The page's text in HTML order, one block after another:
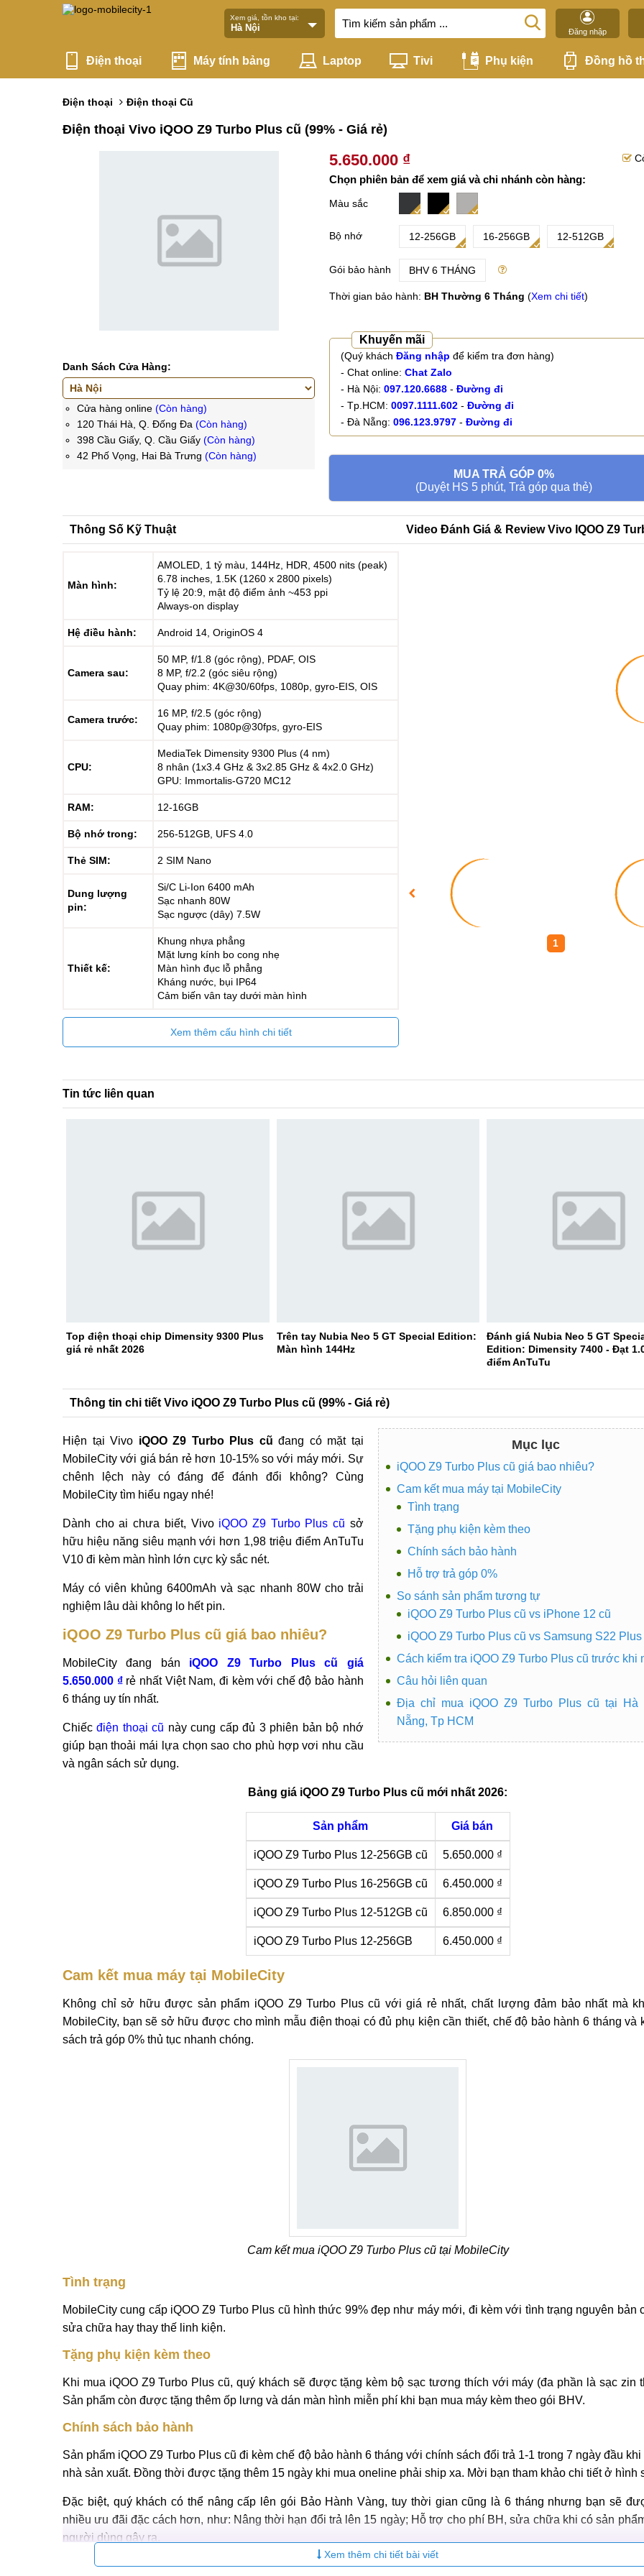
Xem giá, tồn kho tại:
Đăng nhập
Điện thoại Máy tính bảng Laptop Tivi Phụ kiện Đồng hồ
Điện thoại Điện thoại Cũ
Điện thoại Vivo iQOO Z9 Turbo Plus cũ (99% - Giá rẻ)
Danh Sách Cửa Hàng:
Cửa hàng online (Còn hàng)
120 Thái Hà, Q. Đống Đa (Còn hàng)
398 Cầu Giấy, Q. Cầu Giấy (Còn hàng)
42 Phố Vọng, Hai Bà Trưng (Còn hàng)
5.650.000 ₫
Chọn phiên bản để xem giá và chi nhánh còn hàng:
Màu sắc
Bộ nhớ 12-256GB 16-256GB 12-512GB
Gói bảo hành BHV 6 THÁNG
Thời gian bảo hành: BH Thường 6 Tháng (Xem chi tiết)
Khuyến mãi
(Quý khách Đăng nhập để kiểm tra đơn hàng)
- Chat online: Chat Zalo
- Hà Nội: 097.120.6688 - Đường đi
- Tp.HCM: 0097.1111.602 - Đường đi
- Đà Nẵng: 096.123.9797 - Đường đi
MUA TRẢ GÓP 0%
(Duyệt HS 5 phút, Trả góp qua thẻ)
Thông Số Kỹ Thuật
Màn hình:
AMOLED, 1 tỷ màu, 144Hz, HDR, 4500 nits (peak)
6.78 inches, 1.5K (1260 x 2800 pixels)
Tỷ lệ 20:9, mật độ điểm ảnh ~453 ppi
Always-on display
Hệ điều hành: Android 14, OriginOS 4
Camera sau:
50 MP, f/1.8 (góc rộng), PDAF, OIS
8 MP, f/2.2 (góc siêu rộng)
Quay phim: 4K@30/60fps, 1080p, gyro-EIS, OIS
Camera trước:
16 MP, f/2.5 (góc rộng)
Quay phim: 1080p@30fps, gyro-EIS
CPU:
MediaTek Dimensity 9300 Plus (4 nm)
8 nhân (1x3.4 GHz & 3x2.85 GHz & 4x2.0 GHz)
GPU: Immortalis-G720 MC12
RAM: 12-16GB
Bộ nhớ trong: 256-512GB, UFS 4.0
Thẻ SIM: 2 SIM Nano
Dung lượng
pin:
Si/C Li-Ion 6400 mAh
Sạc nhanh 80W
Sạc ngược (dây) 7.5W
Thiết kế:
Khung nhựa phẳng
Mặt lưng kính bo cong nhẹ
Màn hình đục lỗ phẳng
Kháng nước, bụi IP64
Cảm biến vân tay dưới màn hình
Xem thêm cấu hình chi tiết
Video Đánh Giá & Review Vivo IQOO Z9
1
Tin tức liên quan
Top điện thoại chip Dimensity 9300 Plus
giá rẻ nhất 2026
Trên tay Nubia Neo 5 GT Special Edition:
Màn hình 144Hz
Đánh giá Nubia Neo 5 GT
Edition: Dimensity 7400 - Đạt
điểm AnTuTu
Thông tin chi tiết Vivo iQOO Z9 Turbo Plus cũ (99% - Giá rẻ)
Mục lục
iQOO Z9 Turbo Plus cũ giá bao nhiêu?
Cam kết mua máy tại MobileCity
Tình trạng
Tặng phụ kiện kèm theo
Chính sách bảo hành
Hỗ trợ trả góp 0%
So sánh sản phẩm tương tự
iQOO Z9 Turbo Plus cũ vs iPhone 12 cũ
iQOO Z9 Turbo Plus cũ vs Samsung S22 Plus
Cách kiểm tra iQOO Z9 Turbo Plus cũ trước khi
Câu hỏi liên quan
Địa chỉ mua iQOO Z9 Turbo Plus cũ tại Hà
Nẵng, Tp HCM
Hiện tại Vivo iQOO Z9 Turbo Plus cũ đang có mặt tại
MobileCity với giá bán rẻ hơn 10-15% so với máy mới. Sự
chênh lệch này có đáng để đánh đổi không? Cùng
MobileCity tìm hiểu ngay nhé!
Dành cho ai chưa biết, Vivo iQOO Z9 Turbo Plus cũ sở
hữu hiệu năng siêu mạnh với hơn 1,98 triệu điểm AnTuTu
V10 đi kèm màn hình lớn cực kỳ sắc nét.
Máy có viên khủng 6400mAh và sạc nhanh 80W cho trải
nghiệm lâu dài không lo hết pin.
iQOO Z9 Turbo Plus cũ giá bao nhiêu?
MobileCity đang bán iQOO Z9 Turbo Plus cũ giá
5.650.000 ₫rẻ nhất Việt Nam, đi kèm với chế độ bảo hành
6 tháng uy tín nhất.
Chiếcđiện thoại cũ này cung cấp đủ 3 phiên bản bộ nhớ
giúp bạn thoải mái lựa chọn sao cho phù hợp vơi nhu cầu
và ngân sách sử dụng.
Bảng giá iQOO Z9 Turbo Plus cũ mới nhất 2026:
Sản phẩm Giá bán
iQOO Z9 Turbo Plus 12-256GB cũ 5.650.000 ₫
iQOO Z9 Turbo Plus 16-256GB cũ 6.450.000 ₫
iQOO Z9 Turbo Plus 12-512GB cũ 6.850.000 ₫
iQOO Z9 Turbo Plus 12-256GB 6.450.000 ₫
Cam kết mua máy tại MobileCity
Không chỉ sở hữu được sản phẩm iQOO Z9 Turbo Plus cũ với giá rẻ nhất, chất lượng đảm bảo nhất mà
MobileCity, bạn sẽ sở hữu được cho mình mẫu điện thoại có đủ phụ kiện cần thiết, chế độ bảo hành 6 tháng và
sách trả góp 0% thủ tục nhanh chóng.
Cam kết mua iQOO Z9 Turbo Plus cũ tại MobileCity
Tình trạng
MobileCity cung cấp iQOO Z9 Turbo Plus cũ hình thức 99% đẹp như máy mới, đi kèm với tình trạng nguyên bản
sửa chữa hay thay thế linh kiện.
Tặng phụ kiện kèm theo
Khi mua iQOO Z9 Turbo Plus cũ, quý khách sẽ được tặng kèm bộ sạc tương thích với máy (đa phần là sạc zin
Sản phẩm còn được tặng thêm ốp lưng và dán màn hình miễn phí khi bạn mua máy kèm theo gói BHV.
Chính sách bảo hành
Sản phẩm iQOO Z9 Turbo Plus cũ đi kèm chế độ bảo hành 6 tháng với chính sách đổi trả 1-1 trong 7 ngày đầu
nhà sản xuất. Đồng thời được tặng thêm 15 ngày khi mua oneline phải ship xa. Mời bạn tham khảo chi tiết ở hình
Đặc biệt, quý khách có thể nâng cấp lên gói Bảo Hành Vàng, tuy thời gian cũng là 6 tháng nhưng bạn sẽ
nhiều ưu đãi đặc cách hơn, như: Nâng thời hạn đổi trả lên 15 ngày; Hỗ trợ cho phí BH, sửa chữa khi có sản
người dùng gây ra.
Xem thêm chi tiết bài viết